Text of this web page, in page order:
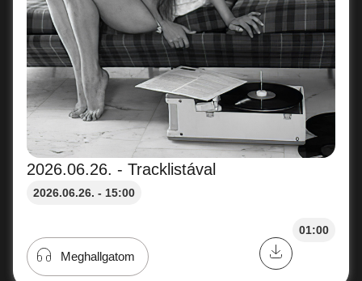
2026.06.26. - Tracklistával
2026.06.26. - 15:00
01:00
Meghallgatom